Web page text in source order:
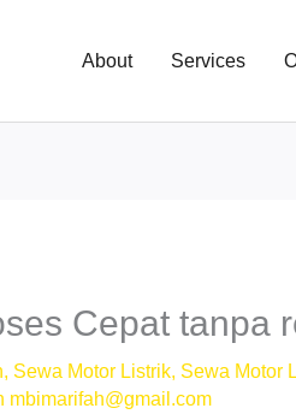
About Services
Cepat tanpa
, Sewa Motor Listrik, Sewa Motor
mbimarifah@gmail.com